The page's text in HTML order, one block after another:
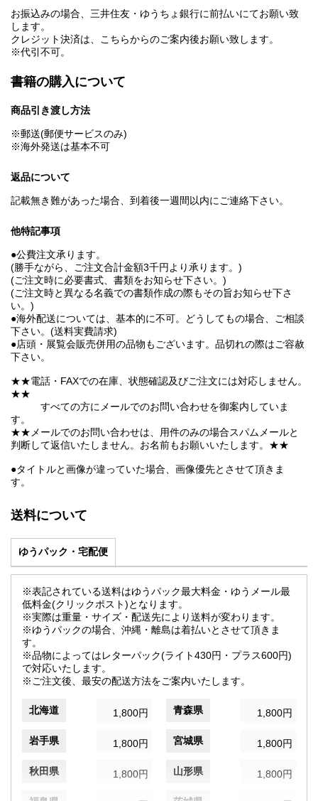
お振込みの場合、三井住友・ゆうちょ銀行に前払いにてお願い致
します。
クレジット決済は、こちらからのご案内後お願い致します。
※代引不可。
書籍の購入について
商品引き渡し方法
※郵送(郵便サービスのみ)
※海外発送は基本不可
返品について
記載無き難があった場合、到着後一週間以内にご連絡下さい。
他特記事項
●公費注文承ります。
(勝手ながら、ご注文合計金額3千円より承ります。)
(ご注文時に必要書式、書類をお知らせ下さい。)
(ご注文時と異なる名義での書類作成の際もその旨お知らせ下さ
い。)
●海外配送については、基本的に不可。どうしてもの場合、ご相談
下さい。(送料実費請求)
●店頭・展覧会販売併用の品物もございます。品切れの際はご容赦
下さい。
★★電話・FAXでの在庫、状態確認及びご注文には対応しません。
★★
すべての方にメールでのお問い合わせを御案内していま
す。
★★メールでのお問い合わせは、用件のみの場合スパムメールと
判断して返信いたしません。お名前もお願いいたします。★★
●タイトルと画像が違っていた場合、画像優先とさせて頂きま
す。
送料について
ゆうパック・宅配便
※表記されている送料はゆうパック最大料金・ゆうメール最
低料金(クリックポスト)となります。
※実際は重量・サイズ・配送先により送料が変わります。
※ゆうパックの場合、沖縄・離島は着払いとさせて頂きま
す。
※品物によってはレターパック(ライト430円・プラス600円)
で対応いたします。
※ご注文後、最安の配送方法をご案内いたします。
北海道 1,800円 青森県 1,800円
岩手県 1,800円 宮城県 1,800円
秋田県 1,800円 山形県 1,800円